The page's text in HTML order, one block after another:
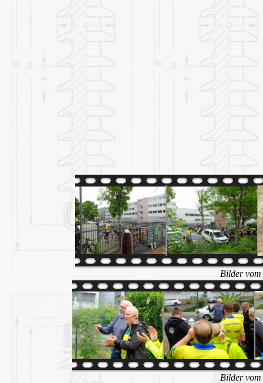
Bilder vom
Bilder vom